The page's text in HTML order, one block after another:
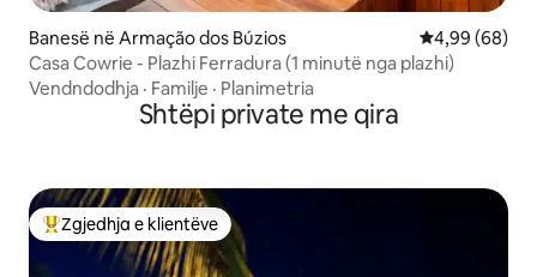
Banesë në Armação dos Búzios Vlerësimi
4,99 (68)
Casa Cowrie - Plazhi Ferradura (1 minutë nga plazhi)
Vendndodhja · Familje · Planimetria
Shtëpi private me qira
Më të mirat e zgjedhjeve të klientëve
Zgjedhja e klientëve